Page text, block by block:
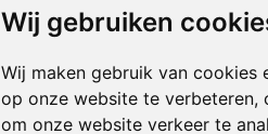
Wij gebruiken
Wij maken gebruik van cookies
op onze website te verbeteren,
om onze website verkeer te